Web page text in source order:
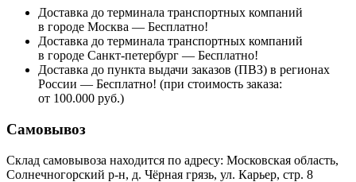
Доставка до терминала транспортных компаний
в городе Москва — Бесплатно!
Доставка до терминала транспортных компаний
в городе Санкт-петербург — Бесплатно!
Доставка до пункта выдачи заказов (ПВЗ) в регионах
России — Бесплатно! (при стоимость заказа:
от 100.000 руб.)
Самовывоз
Склад самовывоза находится по адресу: Московская область,
Солнечногорский р-н, д. Чёрная грязь, ул. Карьер, стр. 8